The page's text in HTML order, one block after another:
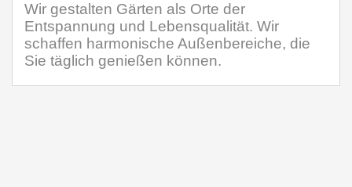
Wir gestalten Gärten als Orte der
Entspannung und Lebensqualität. Wir
schaffen harmonische Außenbereiche, die
Sie täglich genießen können.